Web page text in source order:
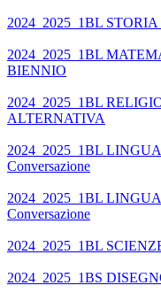
2024_2025_1BL
2024_2025_1BL
BIENNIO
2024_2025_1BL
ALTERNATIVA
2024_2025_1BL
Conversazione
2024_2025_1BL
Conversazione
2024_2025_1BL
2024_2025_1BS